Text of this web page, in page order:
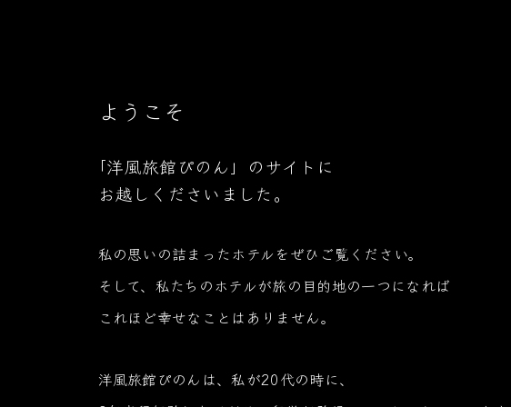
ようこそ
「洋風旅館ぴのん」のサイトに
お越しくださいました。
私の思いの詰まったホテルをぜひご覧ください。
そして、私たちのホテルが旅の目的地の一つになれば
これほど幸せなことはありません。
洋風旅館ぴのんは、私が20代の時に、